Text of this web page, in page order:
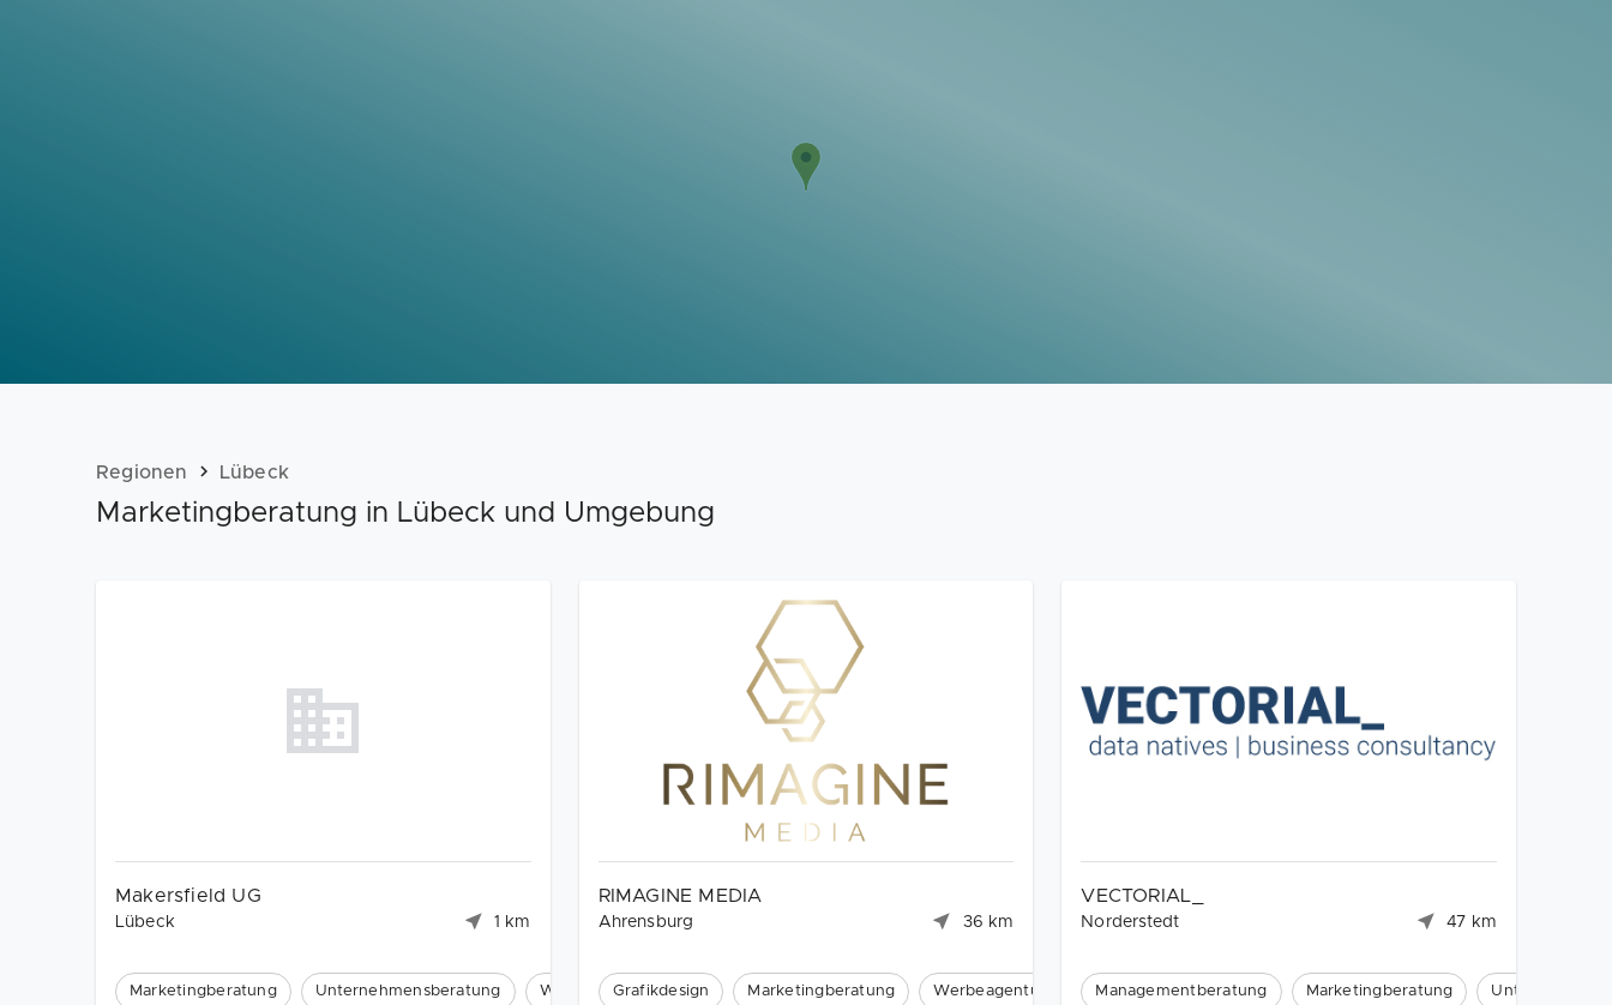
Regionen Lübeck
Marketingberatung in Lübeck und Umgebung
Makersfield UG
Lübeck 1 km
Marketingberatung Unternehmensberatung Webdesign
RIMAGINE MEDIA
Ahrensburg 36 km
Grafikdesign Marketingberatung Werbeagentur
VECTORIAL_
Norderstedt 47 km
Managementberatung Marketingberatung